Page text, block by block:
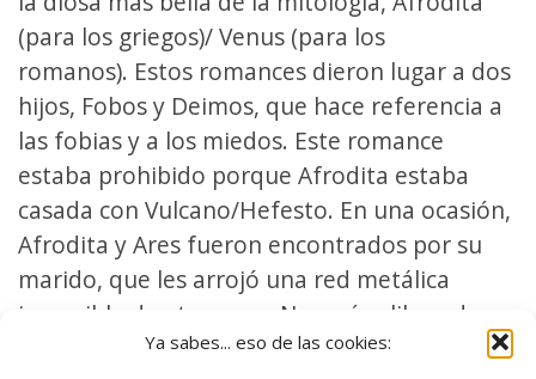
Ya sabes... eso de las cookies:
(para los griegos)/ Venus (para los
romanos). Estos romances dieron lugar a dos
hijos, Fobos y Deimos, que hace referencia a
las fobias y a los miedos. Este romance
estaba prohibido porque Afrodita estaba
casada con Vulcano/Hefesto. En una ocasión,
Afrodita y Ares fueron encontrados por su
marido, que les arrojó una red metálica
imposible de atravesar. No serían liberados
hasta que Ares no pagara la dote que